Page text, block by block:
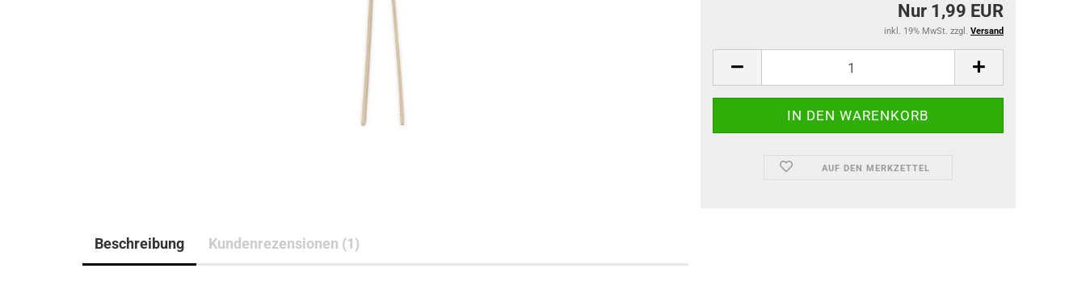
Nur 1,99 EUR
inkl. 19% MwSt. zzgl. Versand
AUF DEN MERKZETTEL
Beschreibung Kundenrezensionen (1)